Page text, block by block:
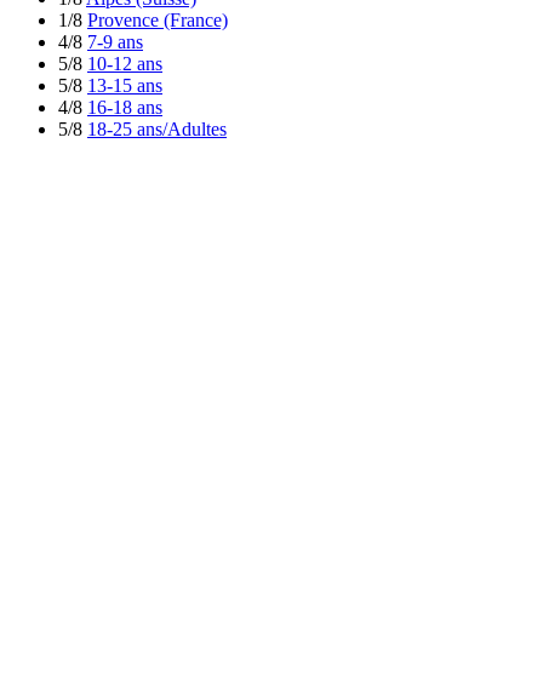
1/8 Provence (France)
4/8 7-9 ans
5/8 10-12 ans
5/8 13-15 ans
4/8 16-18 ans
5/8 18-25 ans/Adultes